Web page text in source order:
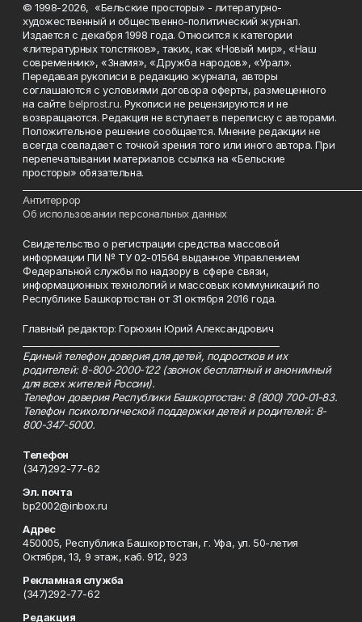
© 1998-2026, «Бельские просторы» - литературно-
художественный и общественно-политический журнал.
Издается с декабря 1998 года. Относится к категории
«литературных толстяков», таких, как «Новый мир», «Наш
современник», «Знамя», «Дружба народов», «Урал».
Передавая рукописи в редакцию журнала, авторы
соглашаются с условиями договора оферты, размещенного
на сайтеbelprost.ru. Рукописи не рецензируются и не
возвращаются. Редакция не вступает в переписку с авторами.
Положительное решение сообщается. Мнение редакции не
всегда совпадает с точкой зрения того или иного автора. При
перепечатывании материалов ссылка на «Бельские
просторы» обязательна.
Антитеррор
Об использовании персональных данных
Свидетельство о регистрации средства массовой
информации ПИ № ТУ 02-01564 выданное Управлением
Федеральной службы по надзору в сфере связи,
информационных технологий и массовых коммуникаций по
Республике Башкортостан от 31 октября 2016 года.
Главный редактор: Горюхин Юрий Александрович
Единый телефон доверия для детей, подростков и их
родителей: 8-800-2000-122 (звонок бесплатный и анонимный
для всех жителей России).
Телефон доверия Республики Башкортостан: 8 (800) 700-01-83.
Телефон психологической поддержки детей и родителей: 8-
800-347-5000.
Телефон
(347)292-77-62
Эл. почта
bp2002@inbox.ru
Адрес
450005, Республика Башкортостан, г. Уфа, ул. 50-летия
Октября, 13, 9 этаж, каб. 912, 923
Рекламная служба
(347)292-77-62
Редакция